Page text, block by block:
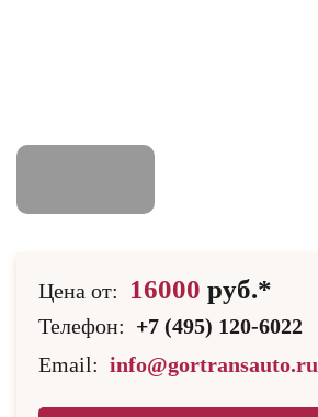
Цена от: 16000 руб.*
Телефон: +7 (495) 120-6022
Email: info@gortransauto.ru